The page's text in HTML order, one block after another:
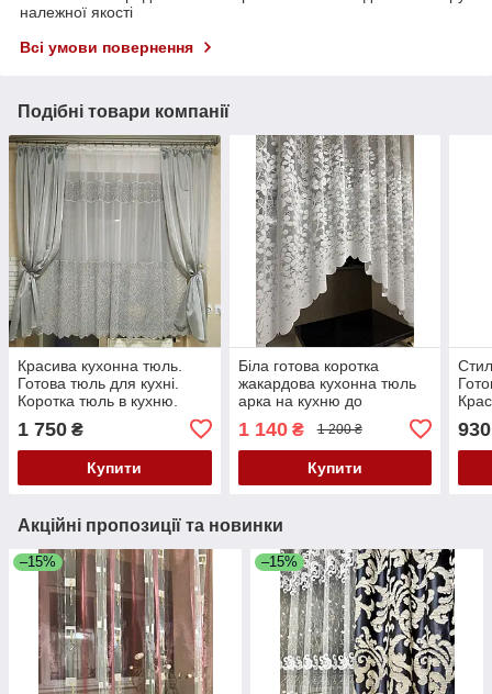
належної якості
Всі умови повернення
Подібні товари компанії
Красива кухонна тюль.
Готова тюль для кухні.
Коротка тюль в кухню.
Тюль на кухню. Фіранка.
Кухонна тюль
1 750 ₴
Купити
Біла готова коротка
жакардова кухонна тюль
арка на кухню до
1 140₴ 1 200 ₴
Купити
930
Акційні пропозиції та новинки
–15% –15%